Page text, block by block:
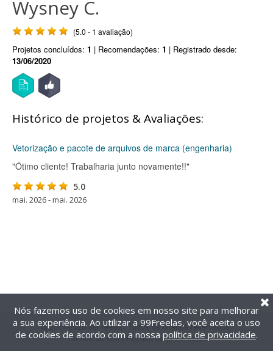
Wysney C.
(5.0 - 1 avaliação)
Projetos concluídos: 1 | Recomendações: 1 | Registrado desde:
13/06/2020
Histórico de projetos & Avaliações:
Vetorização e pacote de arquivos de marca (engenharia)
"Ótimo cliente! Trabalharia junto novamente!!"
5.0
mai. 2026 - mai. 2026
@2014-2026 99Freelas. Todos os direitos reservados.
Termos de uso| Política de privacidade
Nós fazemos uso de cookies em nosso site para melhorar
a sua experiência. Ao utilizar a 99Freelas, você aceita o uso
de cookies de acordo com a nossa política de privacidade.